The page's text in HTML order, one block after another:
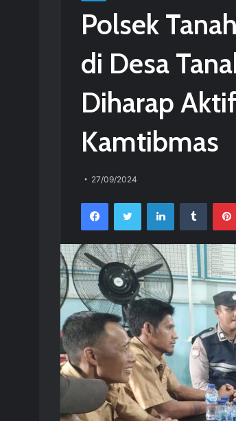
Polsek
di Desa
Diharap
Kamtibmas
27/09/2024